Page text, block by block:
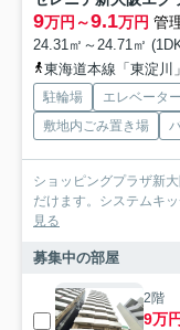
9万円～9.1万円 管
24.31㎡～24.71㎡
東海道本線「東淀川
駐輪場 エレベーター
敷地内ごみ置き場
ショッピングプラザ新
だけます。システムキ
見る
募集中の部屋
2階
9万円